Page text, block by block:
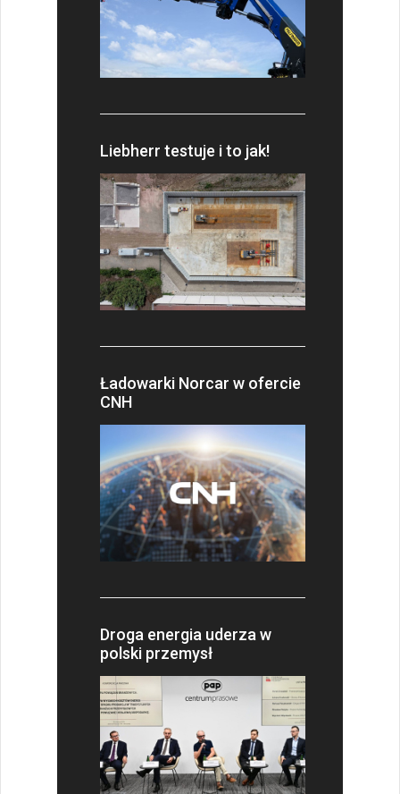
Liebherr testuje i to jak!
Ładowarki Norcar w ofercie
CNH
Droga energia uderza w
polski przemysł